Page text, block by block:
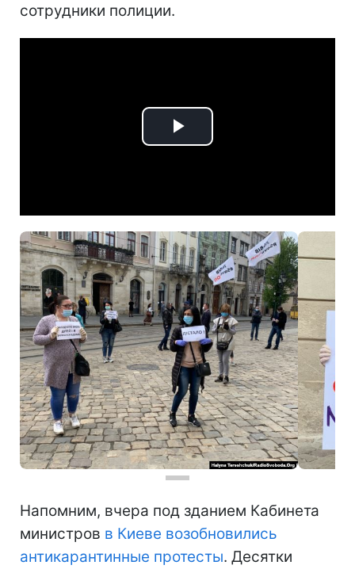
сотрудники полиции.
Play
Напомним, вчера под зданием Кабинета
министров в Киеве возобновились
антикарантинные протесты. Десятки